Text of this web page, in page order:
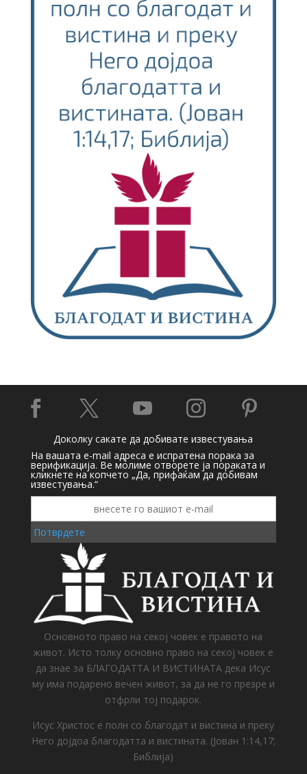
    
Доколку сакате да добивате известувања
На вашата e-mail адреса е испратена порака за
верификација. Ве молиме отворете ја пораката и
кликнете на копчето „Да, прифаќам да добивам
известувања.“
Потврдете
Основното право на секој човек е правото на
живот. Исто толку основно право на секој човек е
да знае за БЛАГОДАТТА И ВИСТИНАТА дека Исус
му има подарено вечен живот, за да не го презре и
отфрли тој подарок.
Исус Христос е полн со благодат и вистина и преку
Него дојдоа благодатта и вистината. (Јован 1:14,17;
Библија)